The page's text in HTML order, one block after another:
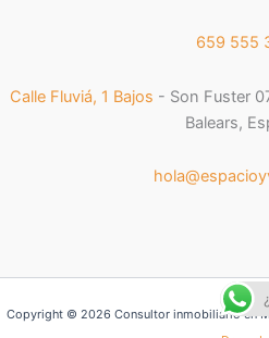
659 555
Calle Fluviá, 1 Bajos - Son Fuster
Balears,
Copyright © 2026 Consultor inmobiliario en